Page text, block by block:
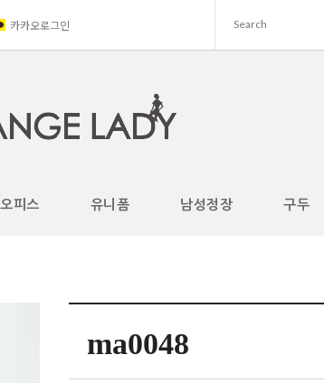
카카오로그인
오피스 유니폼 남성정장 구두
ma0048